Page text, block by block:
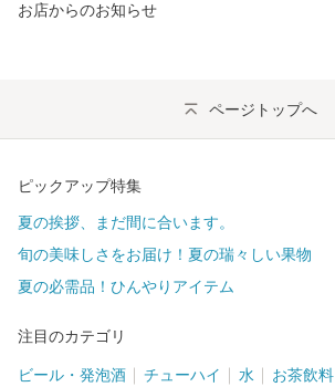
お店からのお知らせ
ページトップへ
ピックアップ特集
夏の挨拶、まだ間に合います。
旬の美味しさをお届け！夏の瑞々しい果物
夏の必需品！ひんやりアイテム
注目のカテゴリ
ビール・発泡酒 チューハイ 水 お茶飲料